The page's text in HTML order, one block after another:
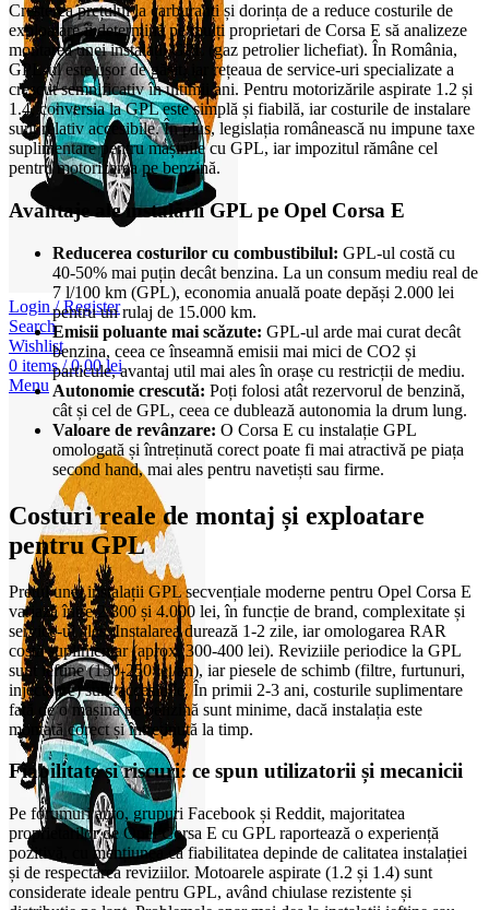
Login / Register
Search
Wishlist
0 items / 0,00lei
Menu
Creșterea prețului la carburanți și dorința de a reduce costurile de
exploatare îi determină pe mulți proprietari de Corsa E să analizeze
montarea unei instalații GPL (gaz petrolier lichefiat). În România,
GPL-ul este ușor de găsit, iar rețeaua de service-uri specializate a
crescut semnificativ în ultimii ani. Pentru motorizările aspirate 1.2 și
1.4, conversia la GPL este simplă și fiabilă, iar costurile de instalare
sunt relativ accesibile. În plus, legislația românească nu impune taxe
suplimentare pentru mașinile cu GPL, iar impozitul rămâne cel
pentru motorizarea pe benzină.
Avantaje ale instalării GPL pe Opel Corsa E
Reducerea costurilor cu combustibilul: GPL-ul costă cu
40-50% mai puțin decât benzina. La un consum mediu real de
7 l/100 km (GPL), economia anuală poate depăși 2.000 lei
pentru un rulaj de 15.000 km.
Emisii poluante mai scăzute: GPL-ul arde mai curat decât
benzina, ceea ce înseamnă emisii mai mici de CO2 și
particule, avantaj util mai ales în orașe cu restricții de mediu.
Autonomie crescută: Poți folosi atât rezervorul de benzină,
cât și cel de GPL, ceea ce dublează autonomia la drum lung.
Valoare de revânzare: O Corsa E cu instalație GPL
omologată și întreținută corect poate fi mai atractivă pe piața
second hand, mai ales pentru navetiști sau firme.
Costuri reale de montaj și exploatare
pentru GPL
Prețul unei instalații GPL secvențiale moderne pentru Opel Corsa E
variază între 2.800 și 4.000 lei, în funcție de brand, complexitate și
service-ul ales. Instalarea durează 1-2 zile, iar omologarea RAR
costă suplimentar (aprox. 300-400 lei). Reviziile periodice la GPL
sunt ieftine (150-250 lei/an), iar piesele de schimb (filtre, furtunuri,
injectoare) sunt accesibile. În primii 2-3 ani, costurile suplimentare
față de o mașină pe benzină sunt minime, dacă instalația este
montată corect și întreținută la timp.
Fiabilitate și riscuri: ce spun utilizatorii și mecanicii
Pe forumuri auto, grupuri Facebook și Reddit, majoritatea
proprietarilor de Opel Corsa E cu GPL raportează o experiență
pozitivă, cu mențiunea că fiabilitatea depinde de calitatea instalației
și de respectarea reviziilor. Motoarele aspirate (1.2 și 1.4) sunt
considerate ideale pentru GPL, având chiulase rezistente și